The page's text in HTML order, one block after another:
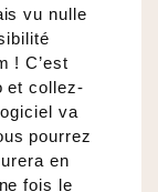
vu nulle
! C’est
et collez-
va
pourrez
en
fois le